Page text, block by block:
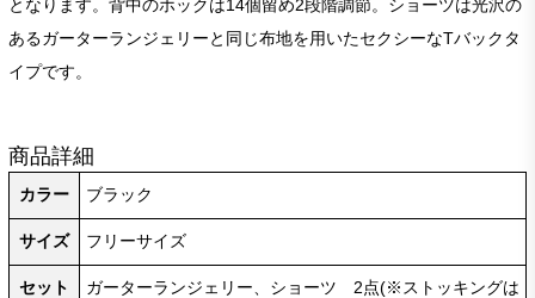
となります。背中のホックは14個留め2段階調節。ショーツは光沢の
あるガーターランジェリーと同じ布地を用いたセクシーなTバックタ
イプです。
商品詳細
カラー ブラック
サイズ フリーサイズ
セット ガーターランジェリー、ショーツ 2点(※ストッキングは